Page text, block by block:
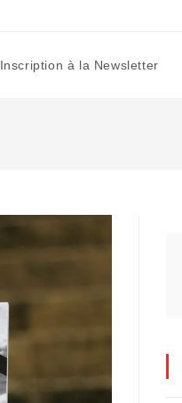
Inscription à la Newsletter